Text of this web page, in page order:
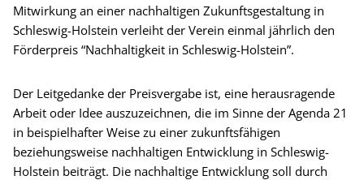
Mitwirkung an einer nachhaltigen Zukunftsgestaltung in
Schleswig-Holstein verleiht der Verein einmal jährlich den
Förderpreis “Nachhaltigkeit in Schleswig-Holstein”.
Der Leitgedanke der Preisvergabe ist, eine herausragende
Arbeit oder Idee auszuzeichnen, die im Sinne der Agenda 21
in beispielhafter Weise zu einer zukunftsfähigen
beziehungsweise nachhaltigen Entwicklung in Schleswig-
Holstein beiträgt. Die nachhaltige Entwicklung soll durch